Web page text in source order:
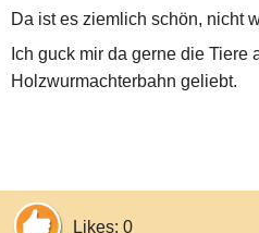
Da ist es ziemlich schön, nicht
Ich guck mir da gerne die
Holzwurmachterbahn geliebt.
Likes: 0